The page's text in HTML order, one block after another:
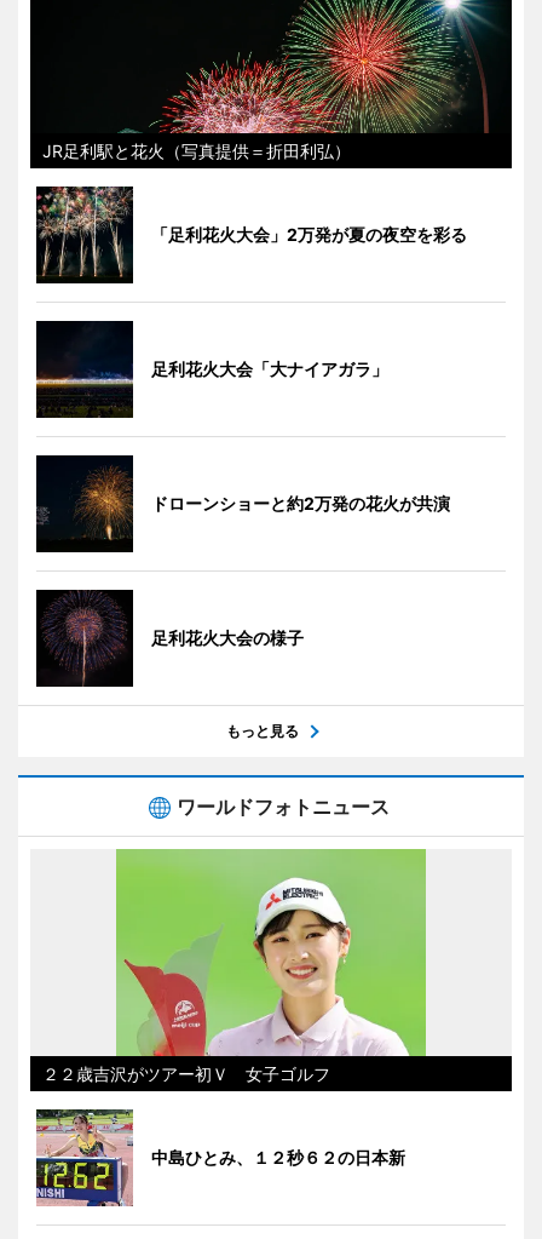
JR足利駅と花火（写真提供＝折田利弘）
「足利花火大会」2万発が夏の夜空を彩る
足利花火大会「大ナイアガラ」
ドローンショーと約2万発の花火が共演
足利花火大会の様子
もっと見る
ワールドフォトニュース
２２歳吉沢がツアー初Ｖ 女子ゴルフ
中島ひとみ、１２秒６２の日本新